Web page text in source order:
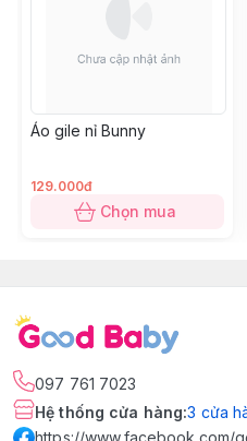
Áo gile nỉ Bunny
129.000đ
Chọn mua
097 761 7023
Hệ thống cửa hàng:3 cửa
https://www.facebook.com/